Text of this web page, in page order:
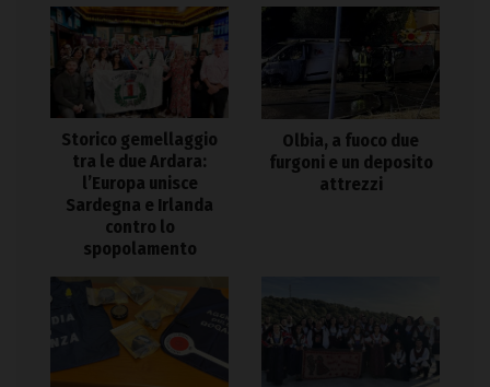
Storico gemellaggio
tra le due Ardara:
l’Europa unisce
Sardegna e Irlanda
contro lo
spopolamento
Olbia, a fuoco due
furgoni e un deposito
attrezzi